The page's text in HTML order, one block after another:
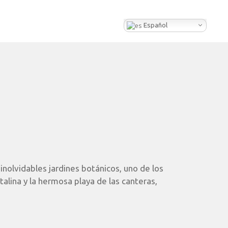
Español
jardines botánicos, uno de los
y la hermosa playa de las canteras,